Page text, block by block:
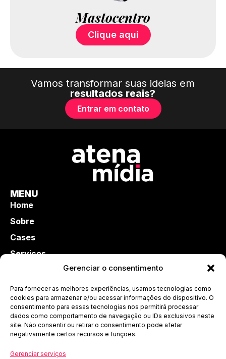
Gerenciar o consentimento
Para fornecer as melhores experiências, usamos tecnologias como
cookies para armazenar e/ou acessar informações do dispositivo. O
consentimento para essas tecnologias nos permitirá processar
dados como comportamento de navegação ou IDs exclusivos neste
site. Não consentir ou retirar o consentimento pode afetar
negativamente certos recursos e funções.
Gerenciar serviços
Mastocentro
Clique aqui
Vamos transformar suas ideias em
resultados reais?
Entrar em contato
MENU
Home
Sobre
Cases
Serviços
Blog
Contato
FALE CONOSCO
(47) 99714-1800